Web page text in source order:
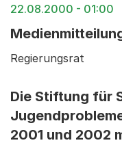
22.08.2000 - 01:00
Regierungsrat
Die Stiftung für
2001 und 2002